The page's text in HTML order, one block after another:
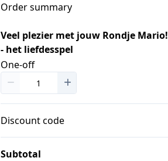
Order summary
Veel plezier met jouw Rondje Mario!
- het liefdesspel
One-off
Discount code
Subtotal